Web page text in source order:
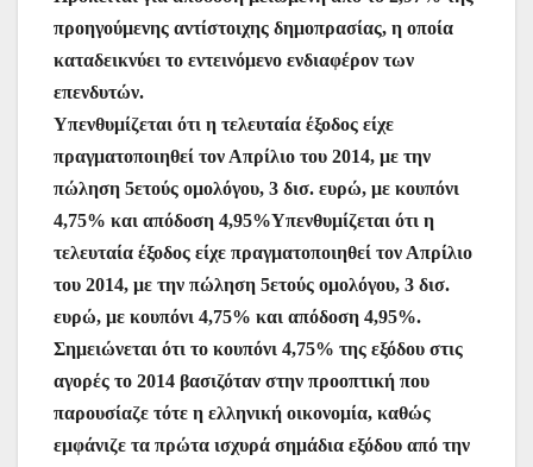
προηγούμενης αντίστοιχης δημοπρασίας, η οποία
καταδεικνύει το εντεινόμενο ενδιαφέρον των
επενδυτών.
Υπενθυμίζεται ότι η τελευταία έξοδος είχε
πραγματοποιηθεί τον Απρίλιο του 2014, με την
πώληση 5ετούς ομολόγου, 3 δισ. ευρώ, με κουπόνι
4,75% και απόδοση 4,95%Υπενθυμίζεται ότι η
τελευταία έξοδος είχε πραγματοποιηθεί τον Απρίλιο
του 2014, με την πώληση 5ετούς ομολόγου, 3 δισ.
ευρώ, με κουπόνι 4,75% και απόδοση 4,95%.
Σημειώνεται ότι το κουπόνι 4,75% της εξόδου στις
αγορές το 2014 βασιζόταν στην προοπτική που
παρουσίαζε τότε η ελληνική οικονομία, καθώς
εμφάνιζε τα πρώτα ισχυρά σημάδια εξόδου από την